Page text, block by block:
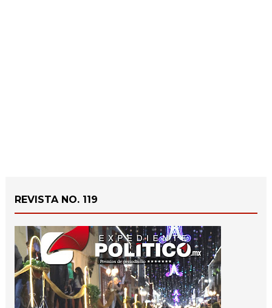
REVISTA NO. 119